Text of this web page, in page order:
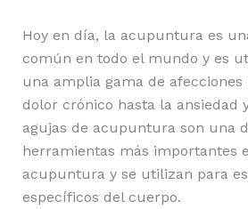
Hoy en día, la acupuntura es
común en todo el mundo y es
una amplia gama de afecciones
dolor crónico hasta la ansiedad
agujas de acupuntura son una
herramientas más importantes
acupuntura y se utilizan para
específicos del cuerpo.